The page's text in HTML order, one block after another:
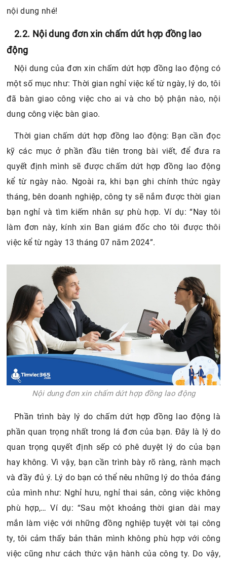
nội dung nhé!
2.2. Nội dung đơn xin chấm dứt hợp đồng lao
động
Nội dung của đơn xin chấm dứt hợp đồng lao động có
một số mục như: Thời gian nghỉ việc kể từ ngày, lý do, tôi
đã bàn giao công việc cho ai và cho bộ phận nào, nội
dung công việc bàn giao.
Thời gian chấm dứt hợp đồng lao động: Bạn cần đọc
kỹ các mục ở phần đầu tiên trong bài viết, để đưa ra
quyết định mình sẽ được chấm dứt hợp đồng lao động
kể từ ngày nào. Ngoài ra, khi bạn ghi chính thức ngày
tháng, bên doanh nghiệp, công ty sẽ nắm được thời gian
bạn nghỉ và tìm kiếm nhân sự phù hợp. Ví dụ: “Nay tôi
làm đơn này, kính xin Ban giám đốc cho tôi được thôi
việc kể từ ngày 13 tháng 07 năm 2024”.
Nội dung đơn xin chấm dứt hợp đồng lao động
Phần trình bày lý do chấm dứt hợp đồng lao động là
phần quan trọng nhất trong lá đơn của bạn. Đây là lý do
quan trọng quyết định sếp có phê duyệt lý do của bạn
hay không. Vì vậy, bạn cần trình bày rõ ràng, rành mạch
và đầy đủ ý. Lý do bạn có thể nêu những lý do thỏa đáng
của mình như: Nghỉ hưu, nghỉ thai sản, công việc không
phù hợp,… Ví dụ: “Sau một khoảng thời gian dài may
mắn làm việc với những đồng nghiệp tuyệt vời tại công
ty, tôi cảm thấy bản thân mình không phù hợp với công
việc cũng như cách thức vận hành của công ty. Do vậy,